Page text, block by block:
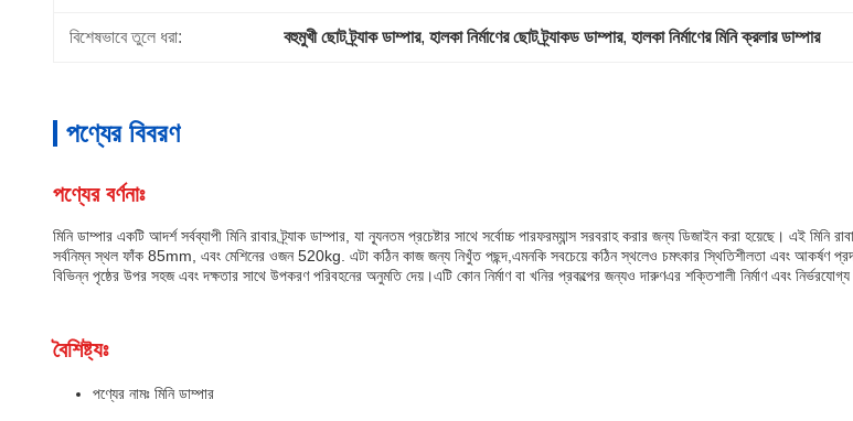
বিশেষভাবে তুলে ধরা: বহুমুখী ছোট ট্র্যাক ডাম্পার, হালকা নির্মাণের ছোট ট্র্যাকড ডাম্পার, হালকা নির্মাণের মিনি ক্রলার ডাম্পার
পণ্যের বিবরণ
পণ্যের বর্ণনাঃ
মিনি ডাম্পার একটি আদর্শ সর্বব্যাপী মিনি রাবার ট্র্যাক ডাম্পার, যা ন্যূনতম প্রচেষ্টার সাথে সর্বোচ্চ পারফরম্যান্স সরবরাহ করার জন্য ডিজাইন করা হয়েছে। এই
সর্বনিম্ন স্থল ফাঁক 85mm, এবং মেশিনের ওজন 520kg. এটা কঠিন কাজ জন্য নিখুঁত পছন্দ,এমনকি সবচেয়ে কঠিন স্থলেও চমৎকার স্থিতিশীলতা এবং আকর্ষণ
বিভিন্ন পৃষ্ঠের উপর সহজ এবং দক্ষতার সাথে উপকরণ পরিবহনের অনুমতি দেয়।এটি কোন নির্মাণ বা খনির প্রকল্পের জন্যও দারুণএর শক্তিশালী নির্মাণ এবং
বৈশিষ্ট্যঃ
পণ্যের নামঃ মিনি ডাম্পার